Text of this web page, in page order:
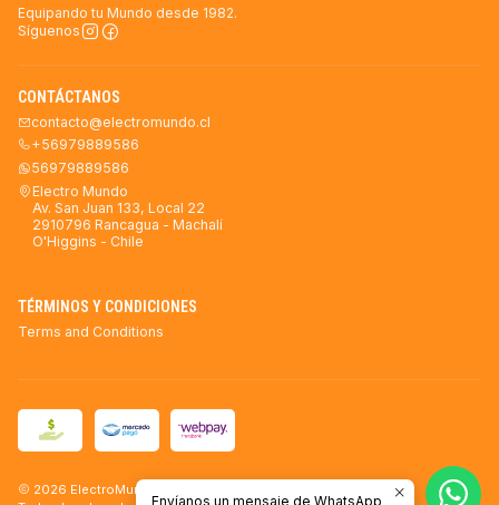
Equipando tu Mundo desde 1982.
Síguenos
CONTÁCTANOS
contacto@electromundo.cl
+56979889586
56979889586
Electro Mundo
Av. San Juan 133, Local 22
2910796 Rancagua - Machalí
O'Higgins - Chile
TÉRMINOS Y CONDICIONES
Terms and Conditions
2026 ElectroMundo.
Envíanos un mensaje de WhatsApp